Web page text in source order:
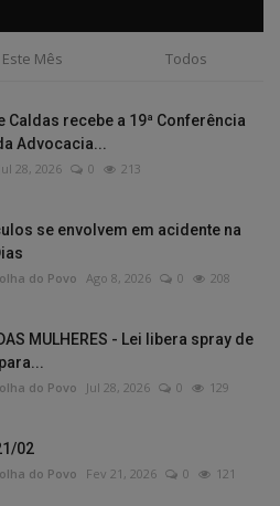
Este Mês Todos
Caldas recebe a 19ª Conferência
Advocacia...
Jul 28, 2026 0 213
se envolvem em acidente na
do Povo Ago 8, 2026 0 208
MULHERES - Lei libera spray de
do Povo Jul 28, 2026 0 129
02
do Povo Fev 21, 2026 0 121